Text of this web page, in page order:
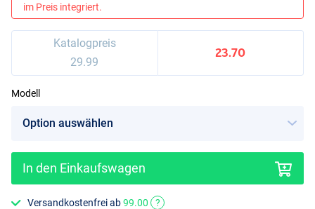
im Preis integriert.
Katalogpreis
29.99
23.70
Modell
In den Einkaufswagen
Versandkostenfrei ab99.00
?